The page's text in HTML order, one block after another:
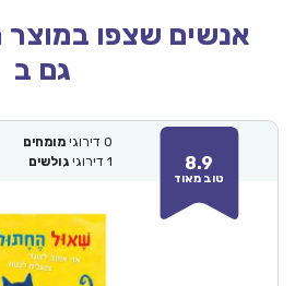
אנשים שצפו במוצר
גם ב
8.9
טוב מאוד
0 דירוגי מומחים
1 דירוגי גולשים